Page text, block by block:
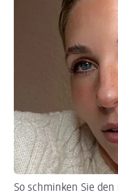
So schminken Sie